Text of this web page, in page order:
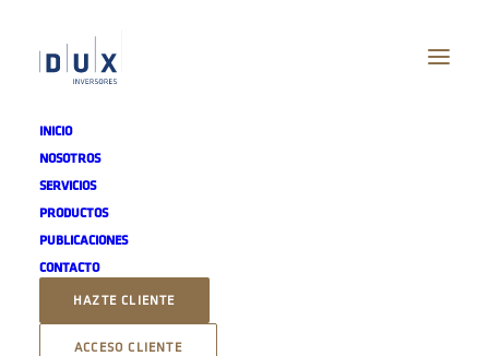
INICIO
NOSOTROS
SERVICIOS
PRODUCTOS
PUBLICACIONES
CONTACTO
HAZTE CLIENTE
ACCESO CLIENTE
2017